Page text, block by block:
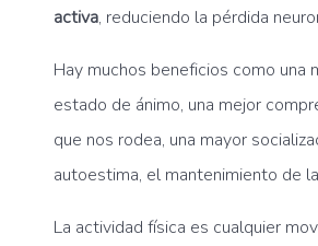
activa, reduciendo la pérdida
Hay muchos beneficios como una
estado de ánimo, una mejor
que nos rodea, una mayor
autoestima, el mantenimiento de
La actividad física es cualquier